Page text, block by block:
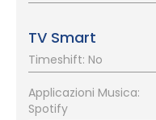
TV Smart
Timeshift: No
Applicazioni Musica:
Spotify